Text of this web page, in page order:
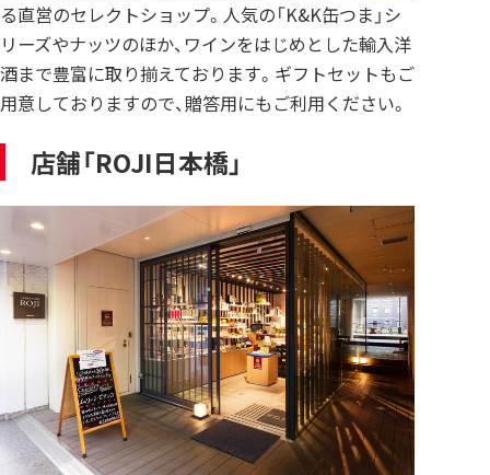
る直営のセレクトショップ。人気の「K&K缶つま」シ
リーズやナッツのほか、ワインをはじめとした輸入洋
酒まで豊富に取り揃えております。ギフトセットもご
用意しておりますので、贈答用にもご利用ください。
店舗「ROJI日本橋」